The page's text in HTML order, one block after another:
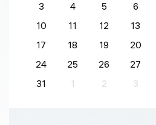
3 4 5 6
10
11 12 13
17
18 19 20
24
25 26 27
31
1 2 3